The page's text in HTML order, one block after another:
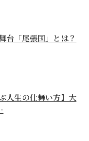
台「尾張国」とは？
人生の仕舞い方】大